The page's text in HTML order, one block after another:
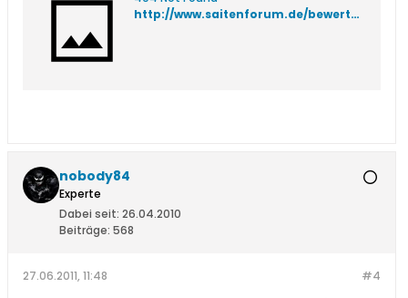
http://www.saitenforum.de/bewertungen.php?sdnr=3807&fstatus=0
nobody84
Experte
Dabei seit: 26.04.2010
Beiträge: 568
#4
27.06.2011, 11:48